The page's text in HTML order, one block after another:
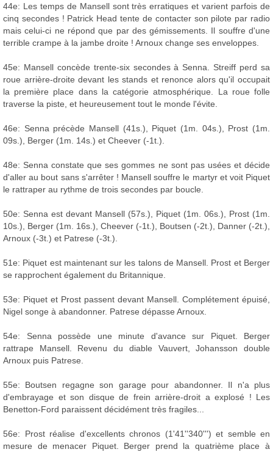
44e: Les temps de Mansell sont très erratiques et varient parfois de
cinq secondes ! Patrick Head tente de contacter son pilote par radio
mais celui-ci ne répond que par des gémissements. Il souffre d'une
terrible crampe à la jambe droite ! Arnoux change ses enveloppes.
45e: Mansell concède trente-six secondes à Senna. Streiff perd sa
roue arrière-droite devant les stands et renonce alors qu'il occupait
la première place dans la catégorie atmosphérique. La roue folle
traverse la piste, et heureusement tout le monde l'évite.
46e: Senna précède Mansell (41s.), Piquet (1m. 04s.), Prost (1m.
09s.), Berger (1m. 14s.) et Cheever (-1t.).
48e: Senna constate que ses gommes ne sont pas usées et décide
d'aller au bout sans s'arrêter ! Mansell souffre le martyr et voit Piquet
le rattraper au rythme de trois secondes par boucle.
50e: Senna est devant Mansell (57s.), Piquet (1m. 06s.), Prost (1m.
10s.), Berger (1m. 16s.), Cheever (-1t.), Boutsen (-2t.), Danner (-2t.),
Arnoux (-3t.) et Patrese (-3t.).
51e: Piquet est maintenant sur les talons de Mansell. Prost et Berger
se rapprochent également du Britannique.
53e: Piquet et Prost passent devant Mansell. Complétement épuisé,
Nigel songe à abandonner. Patrese dépasse Arnoux.
54e: Senna possède une minute d'avance sur Piquet. Berger
rattrape Mansell. Revenu du diable Vauvert, Johansson double
Arnoux puis Patrese.
55e: Boutsen regagne son garage pour abandonner. Il n'a plus
d'embrayage et son disque de frein arrière-droit a explosé ! Les
Benetton-Ford paraissent décidément très fragiles...
56e: Prost réalise d'excellents chronos (1'41''340''') et semble en
mesure de menacer Piquet. Berger prend la quatrième place à